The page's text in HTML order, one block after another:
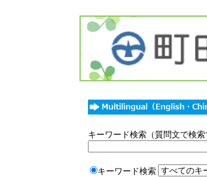
キーワード検索（質問文で検
キーワード検索